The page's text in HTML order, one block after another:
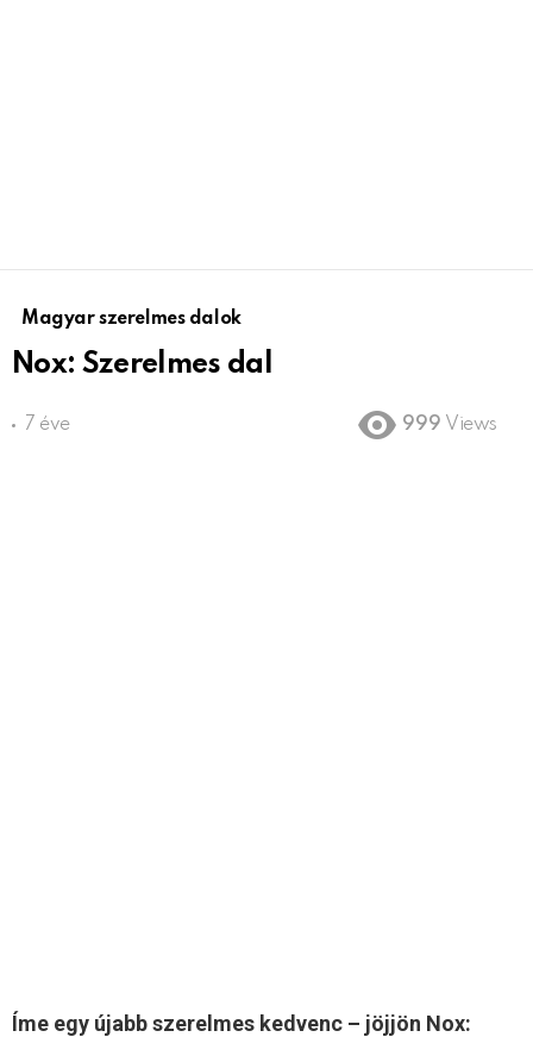
Magyar szerelmes dalok
Nox: Szerelmes dal
7 éve 999 Views
Íme egy újabb szerelmes kedvenc – jöjjön Nox: